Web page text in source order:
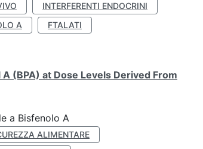
INTERFERENTI ENDOCRINI
A
FTALATI
(BPA) at Dose Levels Derived From
a Bisfenolo A
ALIMENTARE